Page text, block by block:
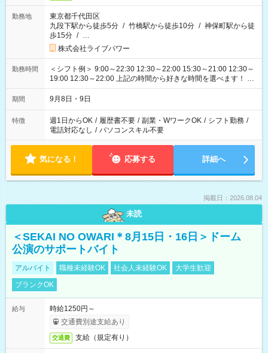
勤務地
東京都千代田区
九段下駅から徒歩5分 / 竹橋駅から徒歩10分 / 神保町駅から徒
歩15分 / …
株式会社ライブパワー
勤務時間
＜シフト例＞ 9:00～22:30 12:30～22:00 15:30～21:00 12:30～
19:00 12:30～22:00 上記の時間から好きな時間を選べます！ ※
時間は変更となる可能性があります
期間 9月8日・9日
特徴 週1日からOK / 履歴書不要 / 副業・WワークOK / シフト勤務 /
電話対応なし / パソコンスキル不要
気になる！ 応募する 詳細へ
掲載日：2026.08.04
未読
＜SEKAI NO OWARI＊8月15日・16日＞ドーム
公演のサポートバイト
アルバイト 職種未経験OK 社会人未経験OK
大学生歓迎
ブランクOK
給与
時給1250円～
交通費別途支給あり
交通費 支給（規定有り）